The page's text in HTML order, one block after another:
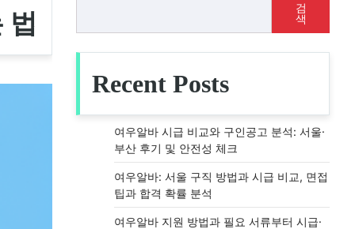
법
검
색
Recent Posts
여우알바 시급 비교와 구인공고 분석: 서울·
부산 후기 및 안전성 체크
여우알바: 서울 구직 방법과 시급 비교, 면접
팁과 합격 확률 분석
여우알바 지원 방법과 필요 서류부터 시급·